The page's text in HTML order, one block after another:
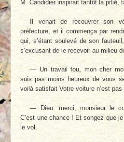
M. Candidier inspirait tantôt la pitié,
Il venait de recouvrer son
préfecture, et il commença par
qui, s’étant soulevé de son
s’excusant de le recevoir au milieu
— Un travail fou, mon cher
suis pas moins heureux de vous
voilà satisfait Votre voiture n’est
— Dieu. merci, monsieur le
C’est une chance ! Et songez que
le vol.